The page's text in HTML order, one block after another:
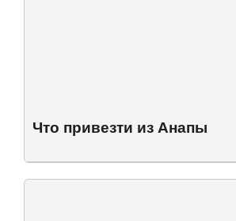
Что привезти из Анапы